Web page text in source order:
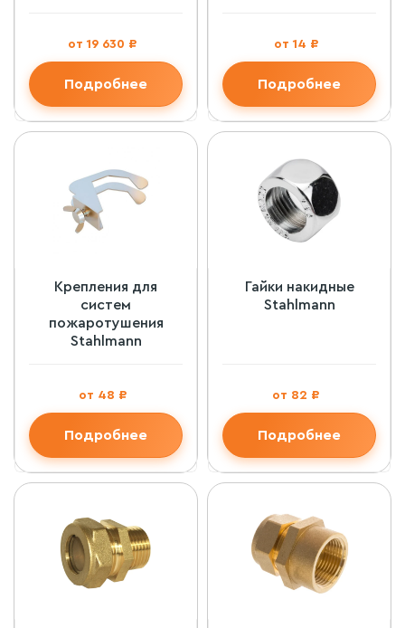
от 19 630 ₽
Подробнее
от 14 ₽
Подробнее
Крепления для
систем
пожаротушения
Stahlmann
от 48 ₽
Подробнее
Гайки накидные
Stahlmann
от 82 ₽
Подробнее